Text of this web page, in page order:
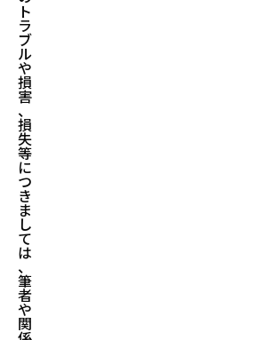
ト
ラ
ブ
ル
や
損
害
、
損
失
等
に
つ
き
ま
し
て
は
、
筆
者
や
関